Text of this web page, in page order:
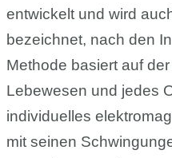
entwickelt und wird
bezeichnet, nach den
Methode basiert auf
Lebewesen und jedes
individuelles
mit seinen